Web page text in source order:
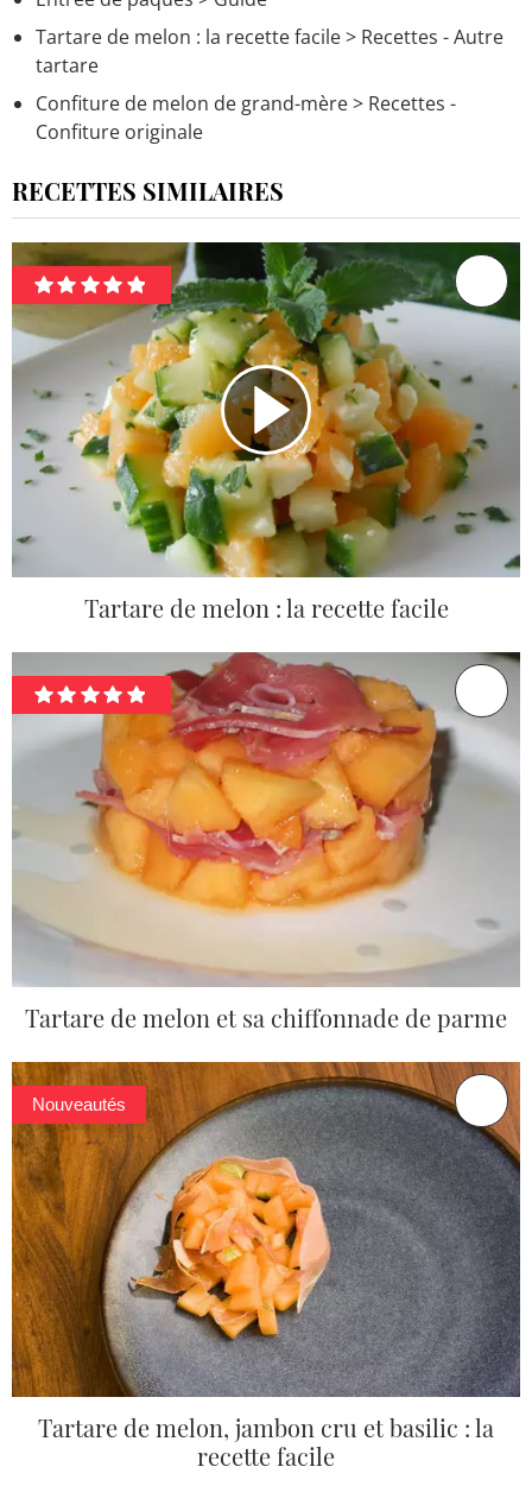
Tartare de melon : la recette facile> Recettes - Autre
tartare
Confiture de melon de grand-mère> Recettes -
Confiture originale
RECETTES SIMILAIRES
Tartare de melon : la recette facile
Tartare de melon et sa chiffonnade de parme
Nouveautés
Tartare de melon, jambon cru et basilic : la
recette facile